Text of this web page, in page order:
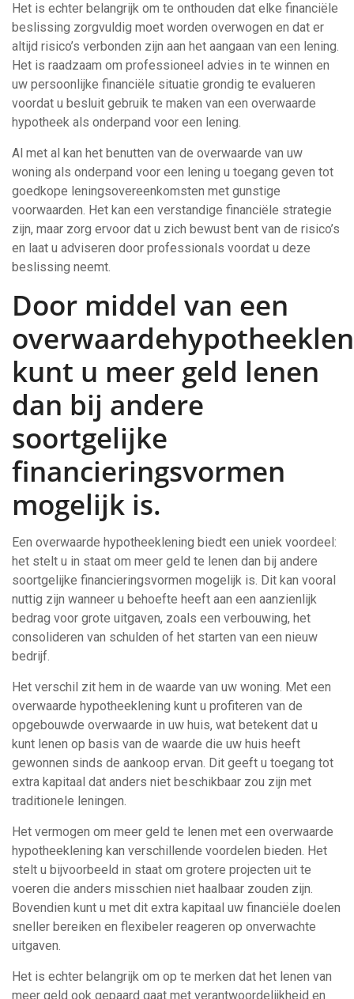
Het is echter belangrijk om te onthouden dat elke financiële
beslissing zorgvuldig moet worden overwogen en dat er
altijd risico’s verbonden zijn aan het aangaan van een lening.
Het is raadzaam om professioneel advies in te winnen en
uw persoonlijke financiële situatie grondig te evalueren
voordat u besluit gebruik te maken van een overwaarde
hypotheek als onderpand voor een lening.
Al met al kan het benutten van de overwaarde van uw
woning als onderpand voor een lening u toegang geven tot
goedkope leningsovereenkomsten met gunstige
voorwaarden. Het kan een verstandige financiële strategie
zijn, maar zorg ervoor dat u zich bewust bent van de risico’s
en laat u adviseren door professionals voordat u deze
beslissing neemt.
Door middel van een
kunt u meer geld lenen
dan bij andere
soortgelijke
financieringsvormen
mogelijk is.
Een overwaarde hypotheeklening biedt een uniek voordeel:
het stelt u in staat om meer geld te lenen dan bij andere
soortgelijke financieringsvormen mogelijk is. Dit kan vooral
nuttig zijn wanneer u behoefte heeft aan een aanzienlijk
bedrag voor grote uitgaven, zoals een verbouwing, het
consolideren van schulden of het starten van een nieuw
bedrijf.
Het verschil zit hem in de waarde van uw woning. Met een
overwaarde hypotheeklening kunt u profiteren van de
opgebouwde overwaarde in uw huis, wat betekent dat u
kunt lenen op basis van de waarde die uw huis heeft
gewonnen sinds de aankoop ervan. Dit geeft u toegang tot
extra kapitaal dat anders niet beschikbaar zou zijn met
traditionele leningen.
Het vermogen om meer geld te lenen met een overwaarde
hypotheeklening kan verschillende voordelen bieden. Het
stelt u bijvoorbeeld in staat om grotere projecten uit te
voeren die anders misschien niet haalbaar zouden zijn.
Bovendien kunt u met dit extra kapitaal uw financiële doelen
sneller bereiken en flexibeler reageren op onverwachte
uitgaven.
Het is echter belangrijk om op te merken dat het lenen van
meer geld ook gepaard gaat met verantwoordelijkheid en